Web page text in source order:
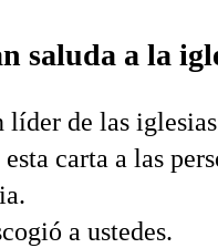
saluda a la
líder de las
carta a las
a ustedes.